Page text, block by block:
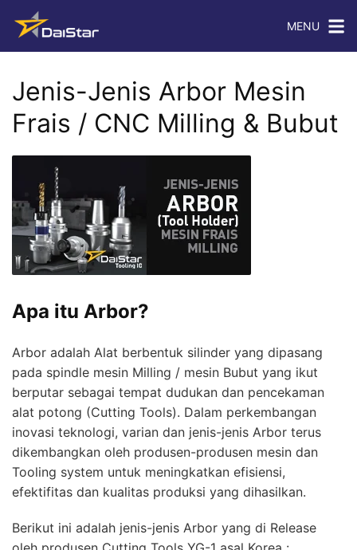
MENU
Jenis-Jenis Arbor Mesin
Frais / CNC Milling & Bubut
Apa itu Arbor?
Arbor adalah Alat berbentuk silinder yang dipasang
pada spindle mesin Milling / mesin Bubut yang ikut
berputar sebagai tempat dudukan dan pencekaman
alat potong (Cutting Tools). Dalam perkembangan
inovasi teknologi, varian dan jenis-jenis Arbor terus
dikembangkan oleh produsen-produsen mesin dan
Tooling system untuk meningkatkan efisiensi,
efektifitas dan kualitas produksi yang dihasilkan.
Berikut ini adalah jenis-jenis Arbor yang di Release